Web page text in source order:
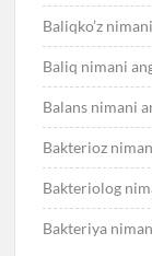
Baliqko’z
Baliq nimani
Balans nimani
Bakterioz
Bakteriolog
Bakteriya